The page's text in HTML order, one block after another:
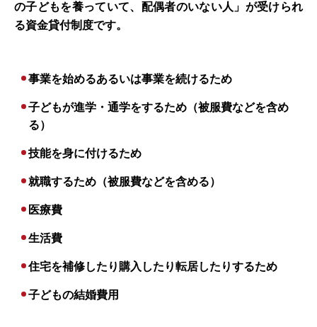
の子どもを養っていて、配偶者のいない人」が受けられ
る資金貸付制度です。
事業を始めるあるいは事業を続けるため
子どもが進学・通学をするため（被服費などを含め
る）
技能を身に付けるため
就職するため（被服費などを含める）
医療費
生活費
住宅を補修したり購入したり転居したりするため
子どもの結婚費用